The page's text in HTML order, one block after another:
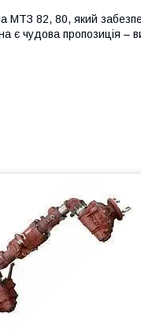
МТЗ 82, 80, який
є чудова пропозиція –